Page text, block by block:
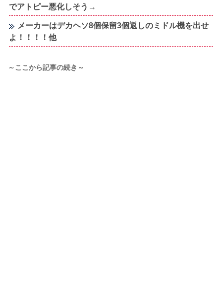
でアトピー悪化しそう→
メーカーはデカヘソ8個保留3個返しのミドル機を出せ
よ！！！！他
～ここから記事の続き～